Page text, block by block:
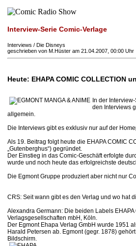
Interview-Serie Comic-Verlage
Interviews / Die Disneys
geschrieben von M.Hüster am 21.04.2007, 00:00 Uhr
Heute: EHAPA COMIC COLLECTION
In der
den Interviews
allgemein.
Die Interviews gibt es exklusiv nur auf der
Als 19. Beitrag folgt heute die EHAPA COMIC
„Gutenberghus“) gegründet.
Der Einstieg in das Comic-Geschäft erfolgte
wurde und noch heute das erfolgreichste
Die Egmont Gruppe produziert aber nicht nur
CRS: Seit wann gibt es den Verlag und wo hat
Alexandra Germann: Die beiden Labels
Verlagsgesellschaften mbH, Köln.
Der Egmont Ehapa Verlag GmbH wurde 1951
Harald Petersen ab. Egmont (gegr. 1878)
Bildschirm.